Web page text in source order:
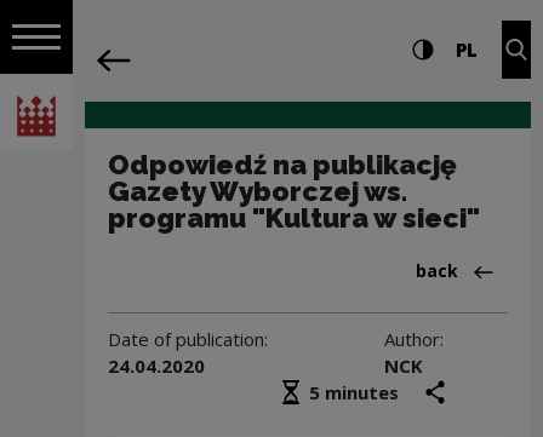
Open navigation
National Centre for Culture Poland
Navigation Settings and search
High contrast
PL
Odpowiedź na publikację
Gazety Wyborczej ws.
programu "Kultura w sieci"
Back
back
Date of publication:
24.04.2020
Author:
NCK
Średni czas czytania
5 minutes